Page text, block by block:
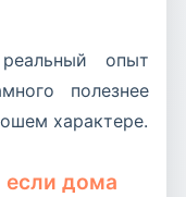
опыт
полезнее
характере.
если дома